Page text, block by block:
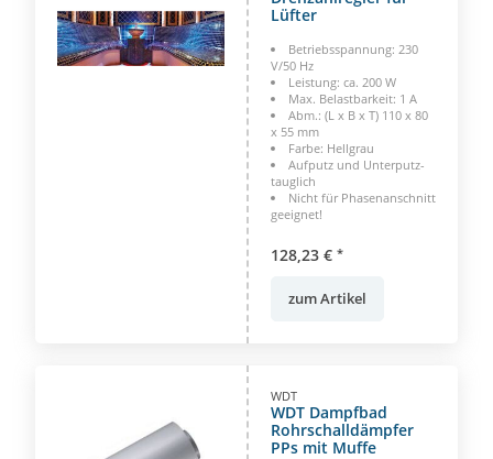
Lüfter
Betriebsspannung: 230
V/50 Hz
Leistung: ca. 200 W
Max. Belastbarkeit: 1 A
Abm.: (L x B x T) 110 x 80
x 55 mm
Farbe: Hellgrau
Aufputz und Unterputz-
tauglich
Nicht für Phasenanschnitt
geeignet!
128,23 € *
zum Artikel
WDT
WDT Dampfbad
Rohrschalldämpfer
PPs mit Muffe